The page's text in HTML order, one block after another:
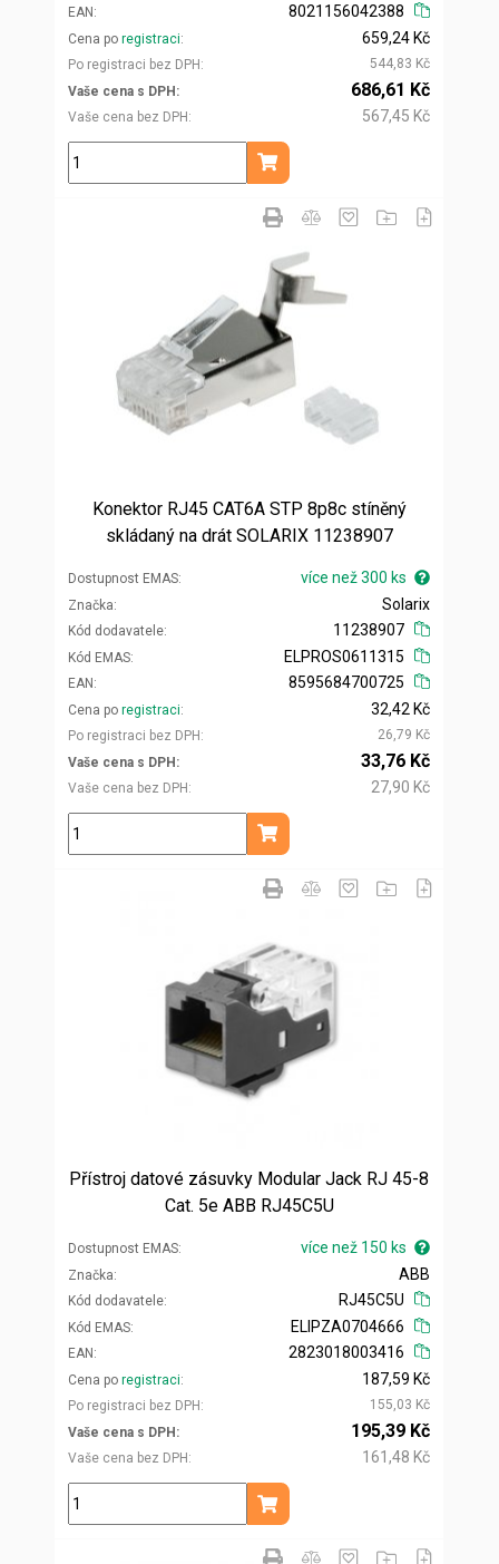
EAN
8021156042388
Cena po registraci
Po registraci bez DPH
659,24 Kč
544,83 Kč
Vaše cena s DPH
Vaše cena bez DPH
686,61 Kč
567,45 Kč
ks
Přidat do košíku
Konektor RJ45 CAT6A STP 8p8c stíněný
skládaný na drát SOLARIX 11238907
Dostupnost EMAS více než 300 ks
Značka
Kód dodavatele
Solarix
11238907
Kód EMAS
EAN
ELPROS0611315
8595684700725
Cena po registraci
Po registraci bez DPH
32,42 Kč
26,79 Kč
Vaše cena s DPH
Vaše cena bez DPH
33,76 Kč
27,90 Kč
ks
Přidat do košíku
Přístroj datové zásuvky Modular Jack RJ 45-8
Cat. 5e ABB RJ45C5U
Dostupnost EMAS více než 150 ks
Značka
Kód dodavatele
ABB
RJ45C5U
Kód EMAS
EAN
ELIPZA0704666
2823018003416
Cena po registraci
Po registraci bez DPH
187,59 Kč
155,03 Kč
Vaše cena s DPH
Vaše cena bez DPH
195,39 Kč
161,48 Kč
ks
Přidat do košíku